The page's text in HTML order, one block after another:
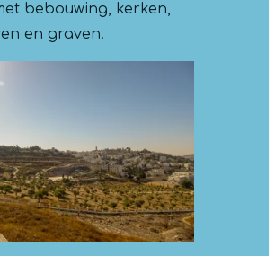
bebouwing, kerken,
en graven.